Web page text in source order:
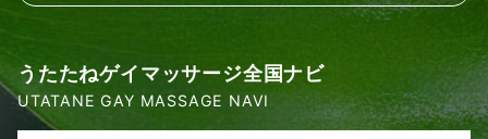
うたたねゲイマッサージ全国ナビ
UTATANE GAY MASSAGE NAVI